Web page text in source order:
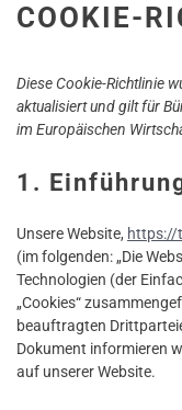
COOKIE-
Diese Cookie-Richtlinie
aktualisiert und gilt für
im Europäischen
1.
Unsere Website, https://
(im folgenden: „Die
Technologien (der
„Cookies“
beauftragten
Dokument informieren
auf unserer Website.